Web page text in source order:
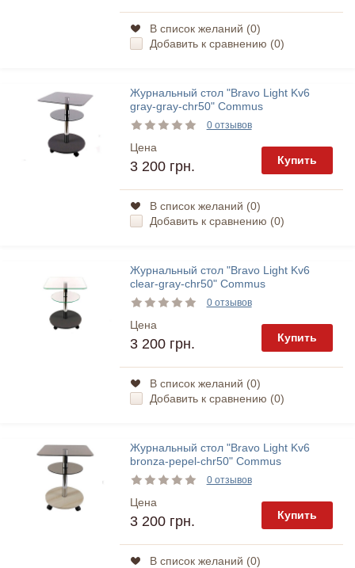
В список желаний (0)
Добавить к сравнению (0)
Журнальный стол "Bravo Light Kv6
gray-gray-chr50" Commus
0 отзывов
Цена
3 200 грн. Купить
В список желаний (0)
Добавить к сравнению (0)
Журнальный стол "Bravo Light Kv6
clear-gray-chr50" Commus
0 отзывов
Цена
3 200 грн. Купить
В список желаний (0)
Добавить к сравнению (0)
Журнальный стол "Bravo Light Kv6
bronza-pepel-chr50" Commus
0 отзывов
Цена
3 200 грн. Купить
В список желаний (0)